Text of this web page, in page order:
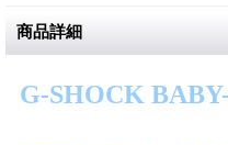
商品詳細
G-SHOCK